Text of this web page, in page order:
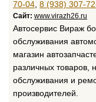
70-04 8 (938) 307-
Сайт: www.virazh26.ru
Автосервис Вираж
обслуживания
магазин
различных товаров,
обслуживания и
производителей.